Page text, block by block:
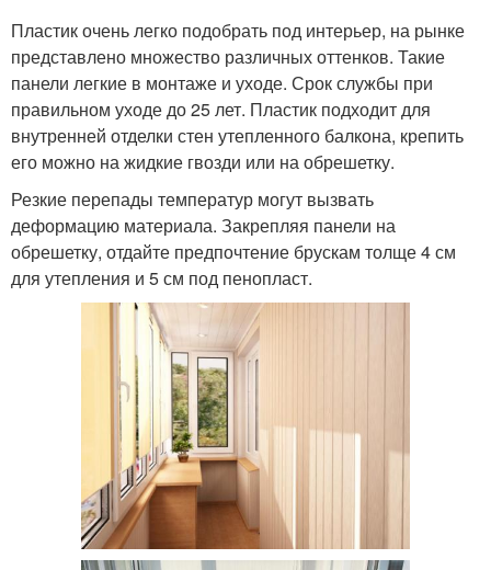
Пластик очень легко подобрать под интерьер, на рынке
представлено множество различных оттенков. Такие
панели легкие в монтаже и уходе. Срок службы при
правильном уходе до 25 лет. Пластик подходит для
внутренней отделки стен утепленного балкона, крепить
его можно на жидкие гвозди или на обрешетку.
Резкие перепады температур могут вызвать
деформацию материала. Закрепляя панели на
обрешетку, отдайте предпочтение брускам толще 4 см
для утепления и 5 см под пенопласт.